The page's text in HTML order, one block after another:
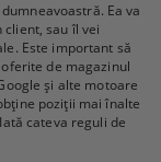
Ea va
sau îl vei
Este important să
de magazinul
și alte motoare
poziții mai înalte
cateva reguli de